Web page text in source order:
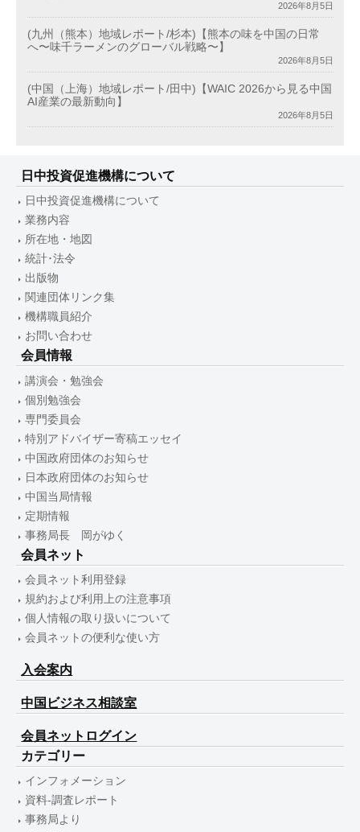
2026年8月5日
(九州（熊本）地域レポート/杉本)【熊本の味を中国の日常
へ〜味千ラーメンのグローバル戦略〜】
2026年8月5日
(中国（上海）地域レポート/田中)【WAIC 2026から見る中国
AI産業の最新動向】
2026年8月5日
日中投資促進機構について
日中投資促進機構について
業務内容
所在地・地図
統計･法令
出版物
関連団体リンク集
機構職員紹介
お問い合わせ
会員情報
講演会・勉強会
個別勉強会
専門委員会
特別アドバイザー寄稿エッセイ
中国政府団体のお知らせ
日本政府団体のお知らせ
中国当局情報
定期情報
事務局長 岡がゆく
会員ネット
会員ネット利用登録
規約および利用上の注意事項
個人情報の取り扱いについて
会員ネットの便利な使い方
入会案内
中国ビジネス相談室
会員ネットログイン
カテゴリー
インフォメーション
資料-調査レポート
事務局より